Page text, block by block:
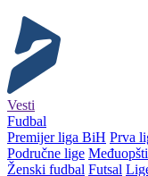
Vesti
Fudbal
Premijer liga BiH Prva
Područne lige
Ženski fudbal Futsal